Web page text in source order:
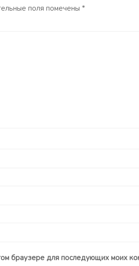
поля помечены *
браузере для последующих моих